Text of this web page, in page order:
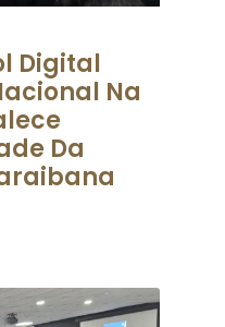
Digital
Na
Da